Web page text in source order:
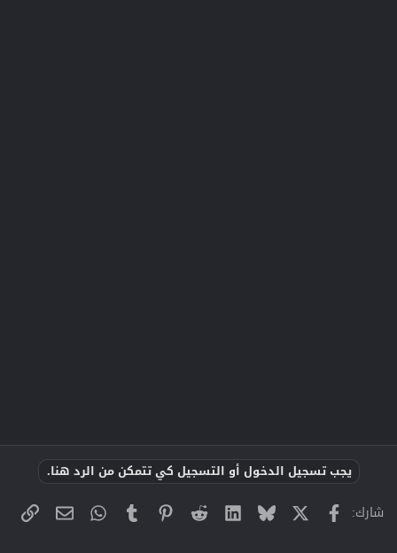
يجب تسجيل الدخول أو التسجيل كي تتمكن من الرد هنا.
شارك: فيسبوك Bluesky
LinkedIn
Reddit
Pinterest
Tumblr
WhatsApp
البريد